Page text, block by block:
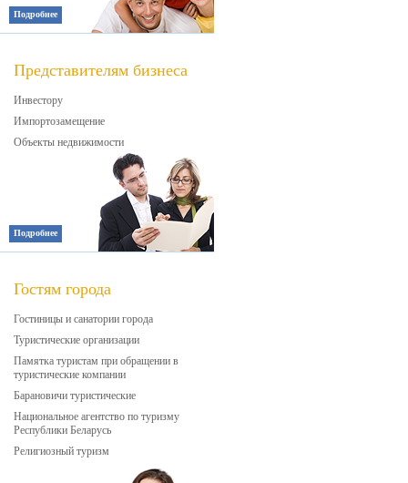
Подробнее
Представителям бизнеса
Инвестору
Импортозамещение
Объекты недвижимости
Подробнее
Гостям города
Гостиницы и санатории города
Туристические организации
Памятка туристам при обращении в
туристические компании
Барановичи туристические
Национальное агентство по туризму
Республики Беларусь
Религиозный туризм